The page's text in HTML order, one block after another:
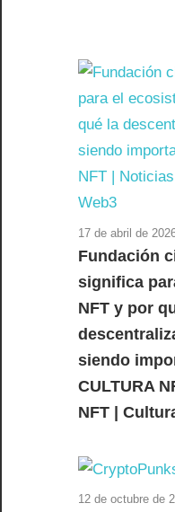
17 de abril de
Fundación
significa
NFT y por
siendo
CULTURA
NFT |
12 de octubre de